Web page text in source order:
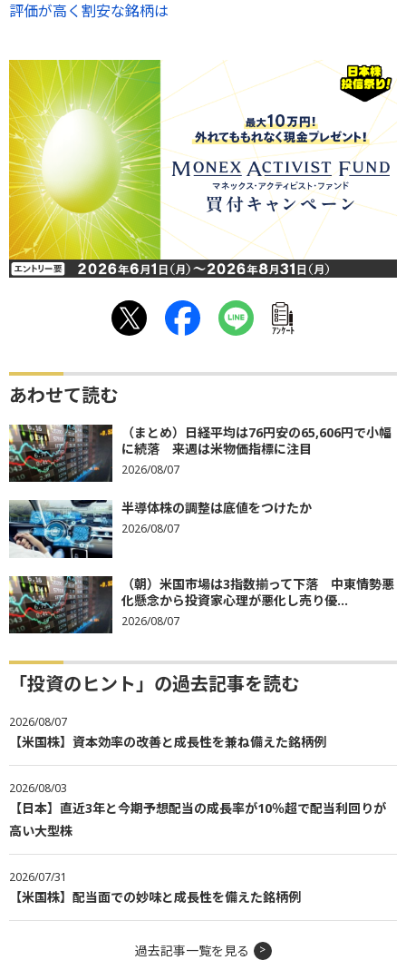
評価が高く割安な銘柄は
ｱﾝｹｰﾄ
あわせて読む
（まとめ）日経平均は76円安の65,606円で小幅
に続落 来週は米物価指標に注目
2026/08/07
半導体株の調整は底値をつけたか
2026/08/07
（朝）米国市場は3指数揃って下落 中東情勢悪
化懸念から投資家心理が悪化し売り優...
2026/08/07
「投資のヒント」の過去記事を読む
2026/08/07
【米国株】資本効率の改善と成長性を兼ね備えた銘柄例
2026/08/03
【日本】直近3年と今期予想配当の成長率が10％超で配当利回りが
高い大型株
2026/07/31
【米国株】配当面での妙味と成長性を備えた銘柄例
過去記事一覧を見る